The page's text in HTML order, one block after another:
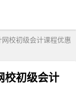
校初级会计课程优惠
校初级会计